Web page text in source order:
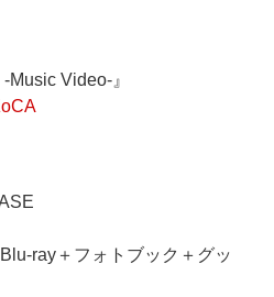
Music Video-』
ray＋フォトブック＋グッ